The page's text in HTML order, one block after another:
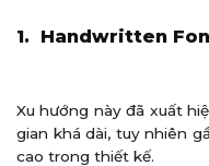
1. Handwritten
Xu hướng này đã xuất
gian khá dài, tuy nhiên
cao trong thiết kế.